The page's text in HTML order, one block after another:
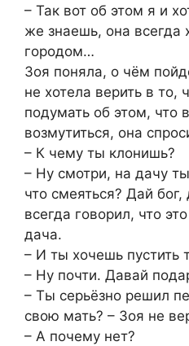
– Так вот об этом я и
же знаешь, она всегда
городом…
Зоя поняла, о чём
не хотела верить в то,
подумать об этом, что
возмутиться, она
– К чему ты клонишь?
– Ну смотри, на дачу
что смеяться? Дай
всегда говорил, что
дача.
– И ты хочешь пустить
– Ну почти. Давай
– Ты серьёзно решил
свою мать? – Зоя не
– А почему нет?